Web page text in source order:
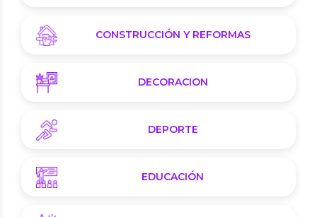
CONSTRUCCIÓN Y REFORMAS
DECORACION
DEPORTE
EDUCACIÓN